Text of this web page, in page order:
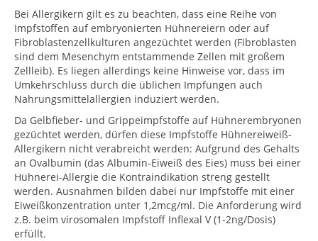
Bei Allergikern gilt es zu beachten, dass eine Reihe von
Impfstoffen auf embryonierten Hühnereiern oder auf
Fibroblastenzellkulturen angezüchtet werden (Fibroblasten
sind dem Mesenchym entstammende Zellen mit großem
Zellleib). Es liegen allerdings keine Hinweise vor, dass im
Umkehrschluss durch die üblichen Impfungen auch
Nahrungsmittelallergien induziert werden.
Da Gelbfieber- und Grippeimpfstoffe auf Hühnerembryonen
gezüchtet werden, dürfen diese Impfstoffe Hühnereiweiß-
Allergikern nicht verabreicht werden: Aufgrund des Gehalts
an Ovalbumin (das Albumin-Eiweiß des Eies) muss bei einer
Hühnerei-Allergie die Kontraindikation streng gestellt
werden. Ausnahmen bilden dabei nur Impfstoffe mit einer
Eiweißkonzentration unter 1,2mcg/ml. Die Anforderung wird
z.B. beim virosomalen Impfstoff Inflexal V (1-2ng/Dosis)
erfüllt.